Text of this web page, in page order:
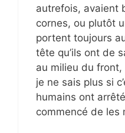
autrefois, avaient
cornes, ou plutôt
portent toujours
tête qu’ils ont de
au milieu du front,
je ne sais plus si
humains ont
commencé de les